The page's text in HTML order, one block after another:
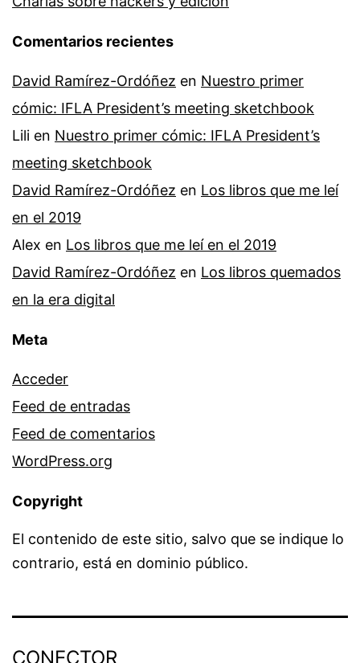
Comentarios recientes
David Ramírez-Ordóñez en Nuestro primer
cómic: IFLA President’s meeting sketchbook
Lili en Nuestro primer cómic: IFLA President’s
meeting sketchbook
David Ramírez-Ordóñez en Los libros que me leí
en el 2019
Alex en Los libros que me leí en el 2019
David Ramírez-Ordóñez en Los libros quemados
en la era digital
Meta
Acceder
Feed de entradas
Feed de comentarios
WordPress.org
Copyright
El contenido de este sitio, salvo que se indique lo
contrario, está en dominio público.
CONECTOR